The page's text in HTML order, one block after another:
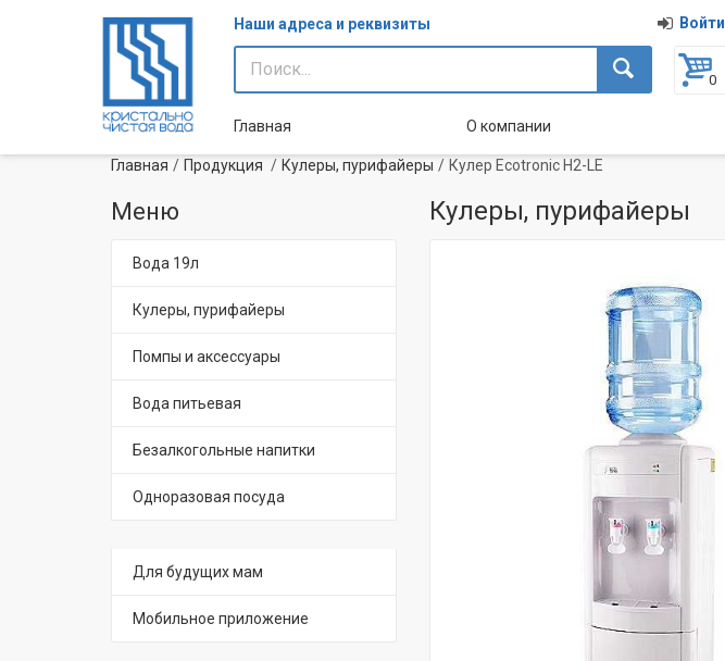
Войти
Наши адреса и реквизиты
Главная О компании
Главная Продукция Кулеры, пурифайеры Кулер Ecotronic H2-LE
Меню
Вода 19л
Кулеры, пурифайеры
Помпы и аксессуары
Вода питьевая
Безалкогольные напитки
Одноразовая посуда
Для будущих мам
Мобильное приложение
Кулеры, пурифайеры